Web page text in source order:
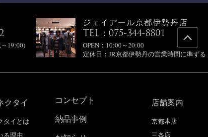
19:00)
ジェイアール京都伊勢丹店
TEL：075-344-8801
OPEN：10:00～20:00
定休日：JR京都伊勢丹の営業時間に準ずる
クタイ
タイとは
る理由
コンセプト
納品事例
店舗案内
京都本店
三条店